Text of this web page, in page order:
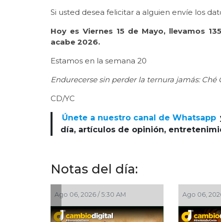
Si usted desea felicitar a alguien envíe los
Hoy es Viernes 15 de Mayo, llevamos
acabe 2026.
Estamos en la semana 20
Endurecerse sin perder la ternura jamás: Ché
CD/YC
Únete a nuestro canal de Whatsapp
día, artículos de opinión,
Notas del día:
Ago 06, 2026 / 4:30 AM